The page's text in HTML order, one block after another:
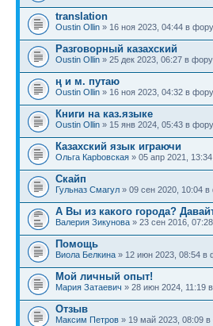
translation
Oustin Ollin » 16 ноя 2023, 04:44 в
Разговорный казахский
Oustin Ollin » 25 дек 2023, 06:27 в
ң и м. путаю
Oustin Ollin » 16 ноя 2023, 04:32 в
Книги на каз.языке
Oustin Ollin » 15 янв 2024, 05:43 в
Казахский язык играючи
Ольга Карbовская » 05 апр 2021,
Скайп
Гульназ Смагул » 09 сен 2020, 10:04
А Вы из какого города?
Валерия Зикунова » 23 сен 2016,
Помощь
Виола Белкина » 12 июн 2023, 08:54 в
Мой личный опыт!
Мария Затаевич » 28 июн 2024, 11:19
Отзыв
Максим Петров » 19 май 2023, 08:09